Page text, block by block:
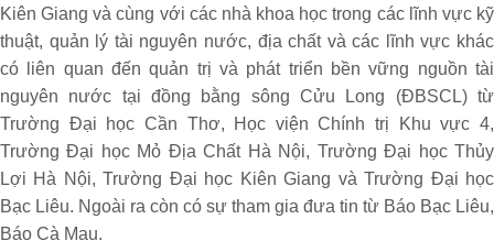
Kiên Giang và cùng với các nhà khoa học trong các lĩnh vực kỹ
thuật, quản lý tài nguyên nước, địa chất và các lĩnh vực khác
có liên quan đến quản trị và phát triển bền vững nguồn tài
nguyên nước tại đồng bằng sông Cửu Long (ĐBSCL) từ
Trường Đại học Cần Thơ, Học viện Chính trị Khu vực 4,
Trường Đại học Mỏ Địa Chất Hà Nội, Trường Đại học Thủy
Lợi Hà Nội, Trường Đại học Kiên Giang và Trường Đại học
Bạc Liêu. Ngoài ra còn có sự tham gia đưa tin từ Báo Bạc Liêu,
Báo Cà Mau.